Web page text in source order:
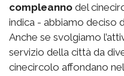
compleanno del
indica - abbiamo deciso
Anche se svolgiamo
servizio della città da
cinecircolo affondano